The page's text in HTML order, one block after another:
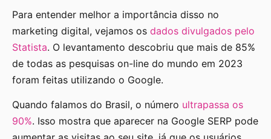
Para entender melhor a importância disso no
marketing digital, vejamos os dados divulgados pelo
Statista. O levantamento descobriu que mais de 85%
de todas as pesquisas on-line do mundo em 2023
foram feitas utilizando o Google.
Quando falamos do Brasil, o número ultrapassa os
90%. Isso mostra que aparecer na Google SERP pode